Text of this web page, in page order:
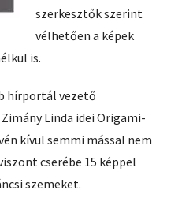
szerkesztők szerint
vélhetően a képek
is.
hírportál vezető
Linda idei Origami-
kívül semmi mással nem
cserébe 15 képpel
szemeket.